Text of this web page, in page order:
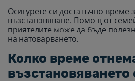
Осигурете си достатъчно време
възстановяване. Помощ от
приятелите може да бъде
на натоварването.
Колко време
възстановяването